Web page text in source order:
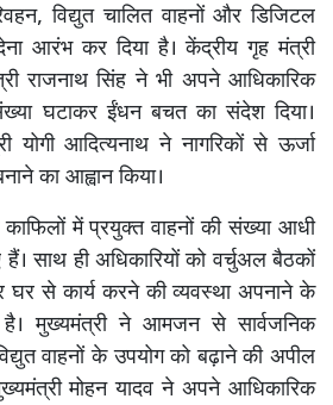
विद्युत चालित वाहनों और डिजिटल
आरंभ कर दिया है। केंद्रीय गृह मंत्री
राजनाथ सिंह ने भी अपने आधिकारिक
घटाकर ईंधन बचत का संदेश दिया।
योगी आदित्यनाथ ने नागरिकों से ऊर्जा
का आह्वान किया।
में प्रयुक्त वाहनों की संख्या आधी
साथ ही अधिकारियों को वर्चुअल बैठकों
से कार्य करने की व्यवस्था अपनाने के
है। मुख्यमंत्री ने आमजन से सार्वजनिक
वाहनों के उपयोग को बढ़ाने की अपील
मोहन यादव ने अपने आधिकारिक